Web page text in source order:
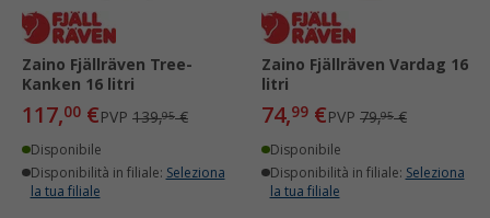
Zaino Fjällräven Tree-
Kanken 16 litri
117,00 €PVP 139,95€
Disponibile
Disponibilità in filiale: Seleziona
la tua filiale
Zaino Fjällräven Vardag 16
litri
74,99 €PVP 79,95€
Disponibile
Disponibilità in filiale: Seleziona
la tua filiale